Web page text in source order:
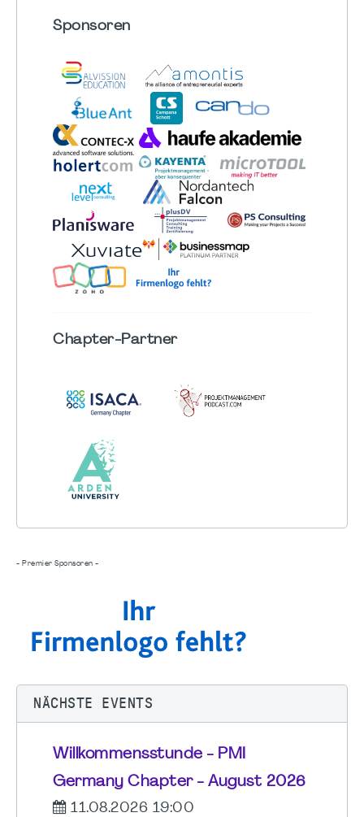
Sponsoren
Chapter-Partner
- Premier Sponsoren -
NÄCHSTE EVENTS
Willkommensstunde - PMI
Germany Chapter - August 2026
11.08.2026 19:00